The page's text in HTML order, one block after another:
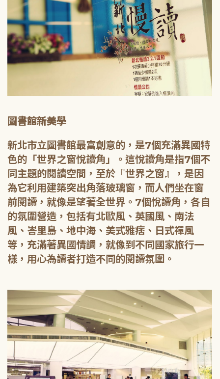
圖書館新美學
新北市立圖書館最富創意的，是7個充滿異國特
色的「世界之窗悅讀角」。這悅讀角是指7個不
同主題的閱讀空間，至於『世界之窗』，是因
為它利用建築突出角落玻璃窗，而人們坐在窗
前閱讀，就像是望著全世界。7個悅讀角，各自
的氛圍營造，包括有北歐風、英國風、南法
風、峇里島、地中海、美式雅痞、日式禪風
等，充滿著異國情調，就像到不同國家旅行一
樣，用心為讀者打造不同的閱讀氛圍。